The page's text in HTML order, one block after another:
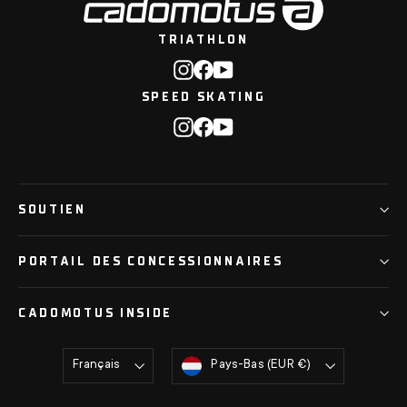
TRIATHLON
Instagram
Facebook
SPEED SKATING
Instagram
Facebook
SOUTIEN
PORTAIL DES CONCESSIONNAIRES
CADOMOTUS INSIDE
Langue
Français DevisePays-Bas (EUR €)